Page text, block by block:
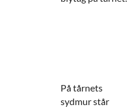
På tårnets
sydmur står